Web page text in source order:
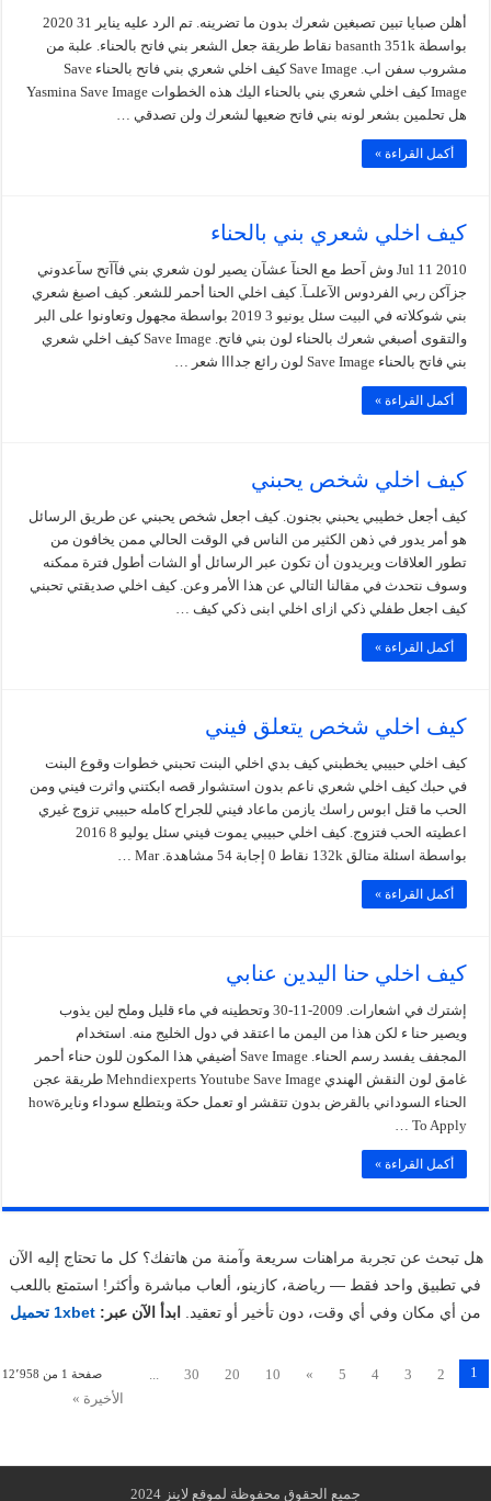
أهلن صبايا تبين تصبغين شعرك بدون ما تضرينه. تم الرد عليه يناير 31 2020
بواسطة basanth 351k نقاط طريقة جعل الشعر بني فاتح بالحناء. علبة من
مشروب سفن اب. Save Image كيف اخلي شعري بني فاتح بالحناء Save
Image كيف اخلي شعري بني بالحناء اليك هذه الخطوات Yasmina Save Image
هل تحلمين بشعر لونه بني فاتح ضعيها لشعرك ولن تصدقي …
أكمل القراءة »
كيف اخلي شعري بني بالحناء
Jul 11 2010 وش آحط مع الحنآ عشآن يصير لون شعري بني فآآتح سآعدوني
جزآكن ربي الفردوس الآعلىـآ. كيف اخلي الحنا أحمر للشعر. كيف اصبغ شعري
بني شوكلاته في البيت سئل يونيو 3 2019 بواسطة مجهول وتعاونوا على البر
والتقوى أصبغي شعرك بالحناء لون بني فاتح. Save Image كيف اخلي شعري
بني فاتح بالحناء Save Image لون رائع جدااا شعر …
أكمل القراءة »
كيف اخلي شخص يحبني
كيف أجعل خطيبي يحبني بجنون. كيف اجعل شخص يحبني عن طريق الرسائل
هو أمر يدور في ذهن الكثير من الناس في الوقت الحالي ممن يخافون من
تطور العلاقات ويريدون أن تكون عبر الرسائل أو الشات أطول فترة ممكنه
وسوف نتحدث في مقالنا التالي عن هذا الأمر وعن. كيف اخلي صديقتي تحبني
كيف اجعل طفلي ذكي ازاى اخلي ابنى ذكي كيف …
أكمل القراءة »
كيف اخلي شخص يتعلق فيني
كيف اخلي حبيبي يخطبني كيف بدي اخلي البنت تحبني خطوات وقوع البنت
في حبك كيف اخلي شعري ناعم بدون استشوار قصه ابكتني واثرت فيني ومن
الحب ما قتل ابوس راسك يازمن ماعاد فيني للجراح كامله حبيبي تزوج غيري
اعطيته الحب فتزوج. كيف اخلي حبيبي يموت فيني سئل يوليو 8 2016
بواسطة اسئلة متالق 132k نقاط 0 إجابة 54 مشاهدة. Mar …
أكمل القراءة »
كيف اخلي حنا اليدين عنابي
إشترك في اشعارات. 2009-11-30 وتحطينه في ماء قليل وملح لين يذوب
ويصير حنا ء لكن هذا من اليمن ما اعتقد في دول الخليج منه. استخدام
المجفف يفسد رسم الحناء. Save Image أضيفي هذا المكون للون حناء أحمر
غامق لون النقش الهندي Mehndiexperts Youtube Save Image طريقة عجن
الحناء السوداني بالقرض بدون تتقشر او تعمل حكة وبتطلع سوداء ونايرةhow
To Apply …
أكمل القراءة »
هل تبحث عن تجربة مراهنات سريعة وآمنة من هاتفك؟ كل ما تحتاج إليه الآن
في تطبيق واحد فقط — رياضة، كازينو، ألعاب مباشرة وأكثر! استمتع باللعب
من أي مكان وفي أي وقت، دون تأخير أو تعقيد. ابدأ الآن عبر: 1xbet تحميل
صفحة 1 من 12٬958 1
2
3
4
5
»
10
20
30
...
الأخيرة »
جميع الحقوق محفوظة لموقع لاينز 2024